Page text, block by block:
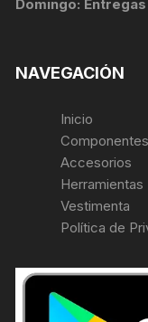
Domingo:
NAVEGACIÓN
Inicio
Componentes
Accesorios
Herramientas
Vestimenta
Política de